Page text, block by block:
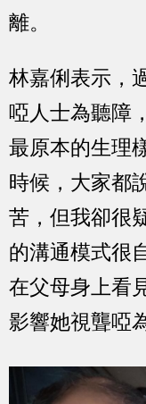
離。
林嘉俐表示，
啞人士為聽障
最原本的生理
時候，大家都
苦，但我卻很
的溝通模式很
在父母身上看
影響她視聾啞